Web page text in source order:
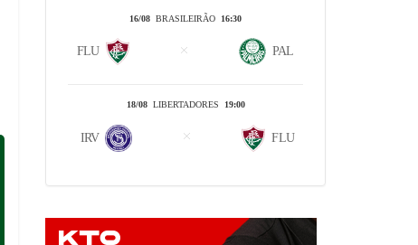
16/08 BRASILEIRÃO 16:30
FLU PAL
18/08LIBERTADORES 19:00
IRV FLU